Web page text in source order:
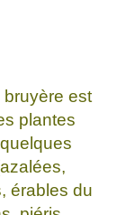
bruyère est
plantes
érables du